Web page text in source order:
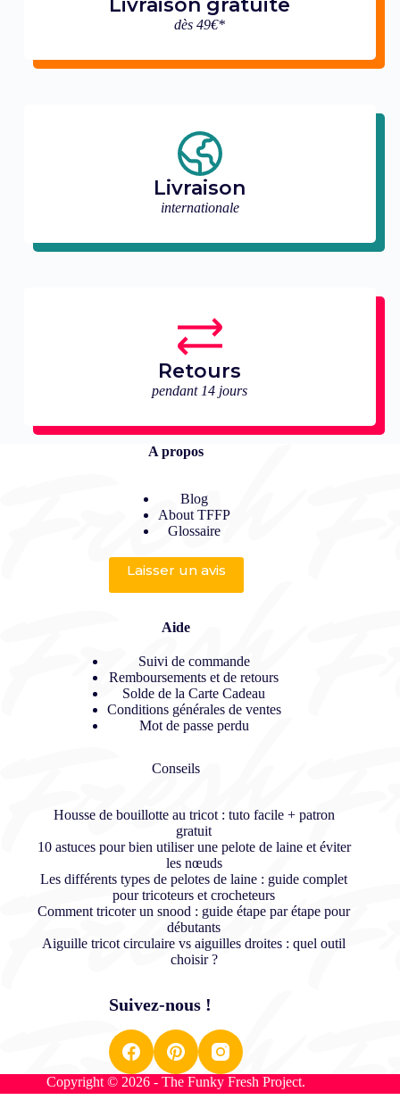
dès 49€*
Livraison
internationale
Retours
pendant 14 jours
A propos
Blog
About TFFP
Glossaire
Laisser un avis
Aide
Suivi de commande
Remboursements et de retours
Solde de la Carte Cadeau
Conditions générales de ventes
Mot de passe perdu
Conseils
Housse de bouillotte au tricot : tuto facile + patron
gratuit
10 astuces pour bien utiliser une pelote de laine et éviter
les nœuds
Les différents types de pelotes de laine : guide complet
pour tricoteurs et crocheteurs
Comment tricoter un snood : guide étape par étape pour
débutants
Aiguille tricot circulaire vs aiguilles droites : quel outil
choisir ?
Suivez-nous !
Copyright © 2026 - The Funky Fresh Project.